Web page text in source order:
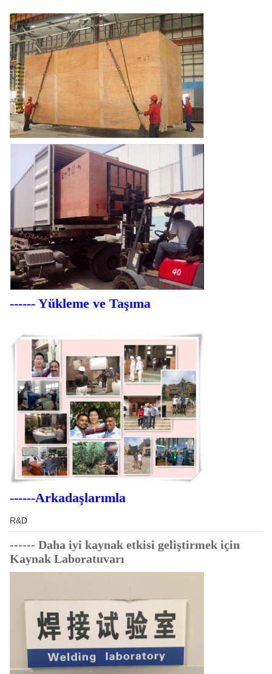
------ Yükleme ve Taşıma
------Arkadaşlarımla
R&D
------ Daha iyi kaynak etkisi geliştirmek için
Kaynak Laboratuvarı